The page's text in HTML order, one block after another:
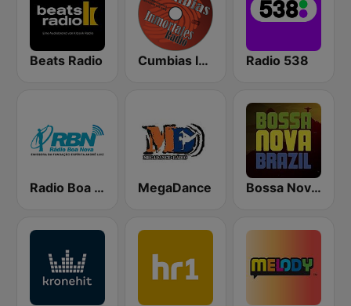
Beats Radio Cumbias Inmortales Radio Radio 538
Radio Boa Nova MegaDance Bossa Nova Brazil